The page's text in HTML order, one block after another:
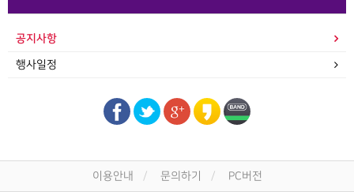
공지사항
행사일정
이용안내 문의하기 PC버전